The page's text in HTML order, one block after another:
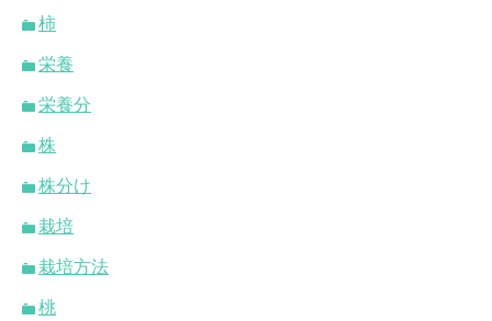
柿
栄養
栄養分
株
株分け
栽培
栽培方法
桃